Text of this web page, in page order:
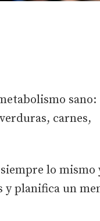
sano:
carnes,
lo mismo
y planifica un